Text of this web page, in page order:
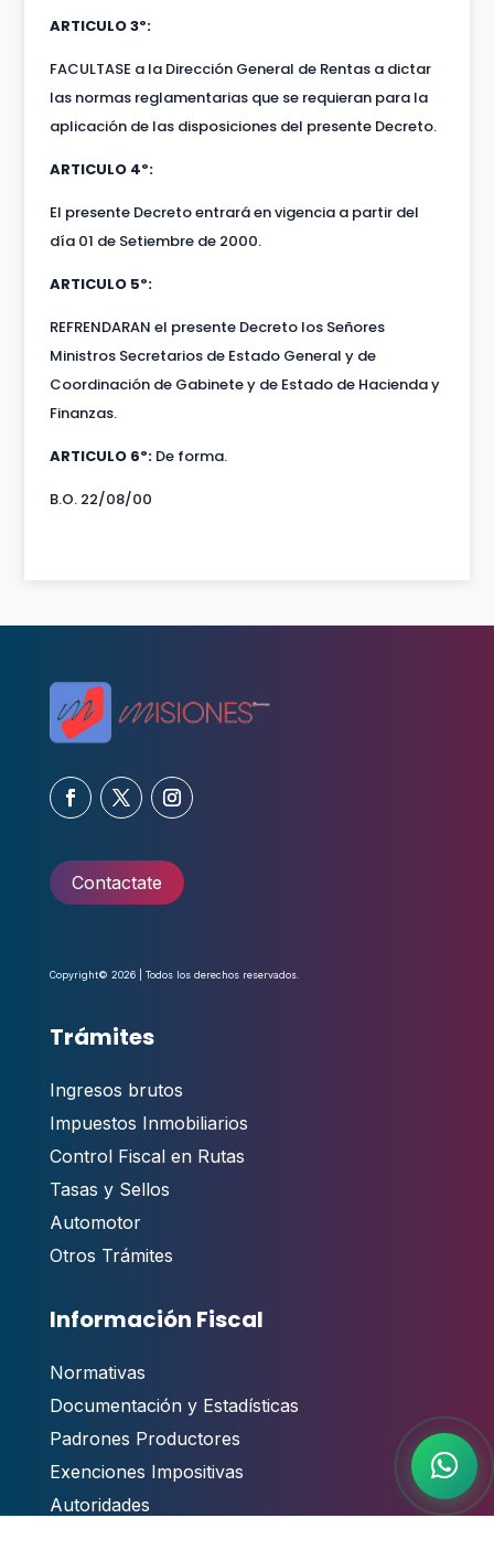
ARTICULO 3º:
FACULTASE a la Dirección General de Rentas a dictar
las normas reglamentarias que se requieran para la
aplicación de las disposiciones del presente Decreto.
ARTICULO 4º:
El presente Decreto entrará en vigencia a partir del
día 01 de Setiembre de 2000.
ARTICULO 5º:
REFRENDARAN el presente Decreto los Señores
Ministros Secretarios de Estado General y de
Coordinación de Gabinete y de Estado de Hacienda y
Finanzas.
ARTICULO 6º:De forma.
B.O. 22/08/00
Contactate
Copyright© 2026 | Todos los derechos reservados.
Trámites
Ingresos brutos
Impuestos Inmobiliarios
Control Fiscal en Rutas
Tasas y Sellos
Automotor
Otros Trámites
Información Fiscal
Normativas
Documentación y Estadísticas
Padrones Productores
Exenciones Impositivas
Autoridades